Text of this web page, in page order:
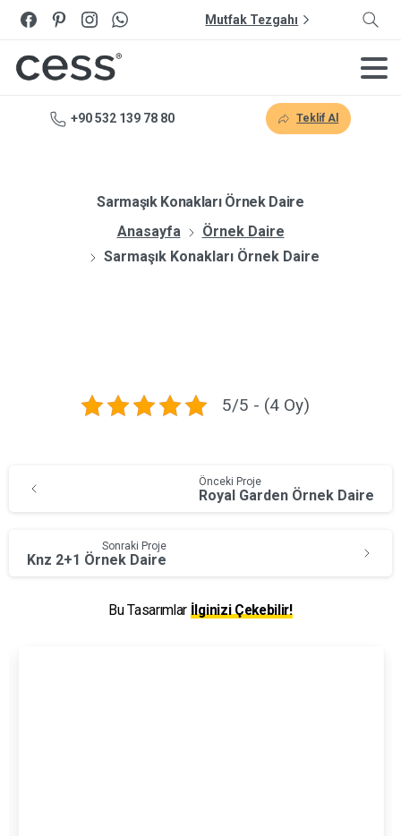
Mutfak Tezgahı
+90 532 139 78 80 Teklif Al
Sarmaşık Konakları Örnek Daire
Anasayfa
Örnek Daire
Sarmaşık Konakları Örnek Daire
5/5 - (4 Oy)
Önceki Proje
Royal Garden Örnek Daire
Sonraki Proje
Knz 2+1 Örnek Daire
Bu Tasarımlar İlginizi Çekebilir!